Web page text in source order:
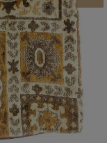
コーディネート
探す